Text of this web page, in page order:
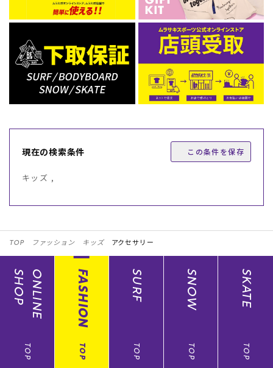
現在の検索条件 この条件を保存
キッズ ,
TOP ファッション キッズ アクセサリー
ONLINE
SHOP
TOP
FASHION
TOP
SURF
TOP
SNOW
TOP
SKATE
TOP